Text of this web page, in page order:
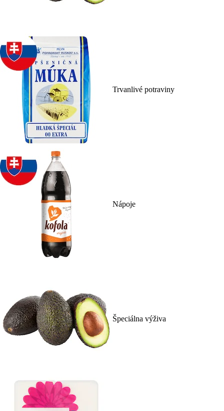
Trvanlivé potraviny
Nápoje
Špeciálna výživa